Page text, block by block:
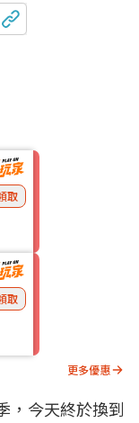
取
取
更多優惠
，今天終於換到